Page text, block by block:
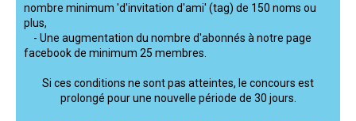
nombre minimum 'd'invitation d'ami' (tag) de 150 noms ou
plus,
- Une augmentation du nombre d'abonnés à notre page
facebook de minimum 25 membres.
Si ces conditions ne sont pas atteintes, le concours est
prolongé pour une nouvelle période de 30 jours.